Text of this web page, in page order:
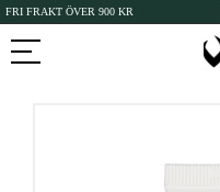
FRI FRAKT ÖVER 900 KR